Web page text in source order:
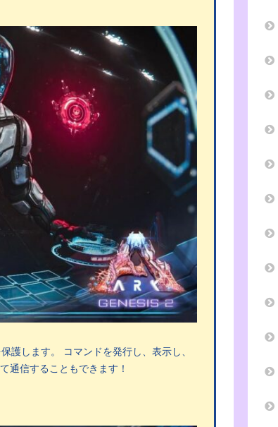
護します。 コマンドを発行し、表示し、
通信することもできます！